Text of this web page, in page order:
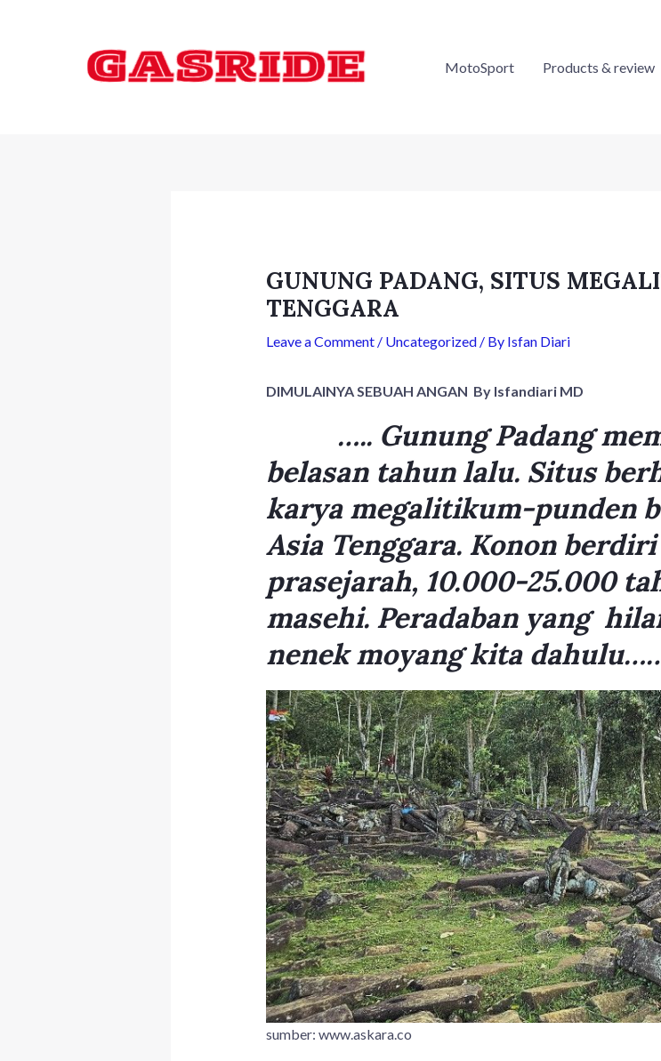
MotoSport Products & review
GUNUNG PADANG, SITUS
TENGGARA
Leave a Comment / Uncategorized/ By Isfan Diari
DIMULAINYA SEBUAH ANGAN By Isfandiari MD
….. Gunung Padang
belasan tahun lalu. Situs
karya megalitikum-punden
Asia Tenggara. Konon
prasejarah, 10.000-25.000
masehi. Peradaban yang
nenek moyang kita
sumber: www.askara.co